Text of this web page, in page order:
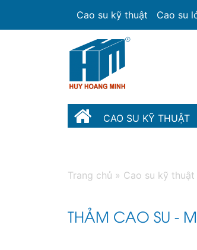
Cao su kỹ thuật Cao su
CAO SU KỸ THUẬT
Trang chủ » Cao su kỹ thuật
THẢM CAO SU -